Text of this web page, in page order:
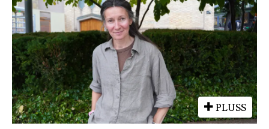
PLUSS